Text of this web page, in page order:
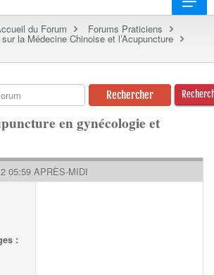
du Forum Forums Praticiens
la Médecine Chinoise et l’Acupuncture
en gynécologie et
05:59 APRÈS-MIDI
: